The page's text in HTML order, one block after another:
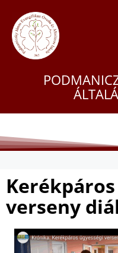
verseny